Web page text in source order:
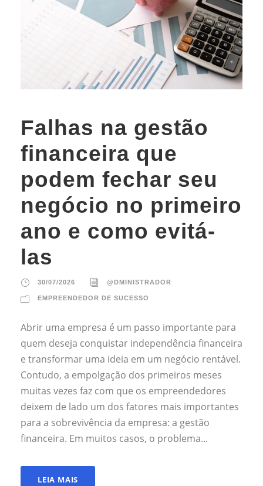
Falhas na gestão
financeira que
podem fechar seu
negócio no primeiro
ano e como evitá-
las
30/07/2026 @DMINISTRADOR
EMPREENDEDOR DE SUCESSO
Abrir uma empresa é um passo importante para
quem deseja conquistar independência financeira
e transformar uma ideia em um negócio rentável.
Contudo, a empolgação dos primeiros meses
muitas vezes faz com que os empreendedores
deixem de lado um dos fatores mais importantes
para a sobrevivência da empresa: a gestão
financeira. Em muitos casos, o problema...
LEIA MAIS